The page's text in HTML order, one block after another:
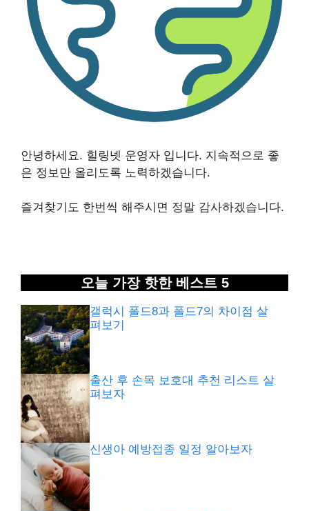
안녕하세요. 힐링넷 운영자 입니다. 지속적으로 좋
은 정보만 올리도록 노력하겠습니다.
즐겨찾기도 한번씩 해주시면 정말 감사하겠습니다.
오늘 가장 핫한 베스트 5
갤럭시 폴드8과 폴드7의 차이점 살
펴보기
출산 후 손목 보호대 추천 리스트 살
펴보자
신생아 예방접종 일정 알아보자